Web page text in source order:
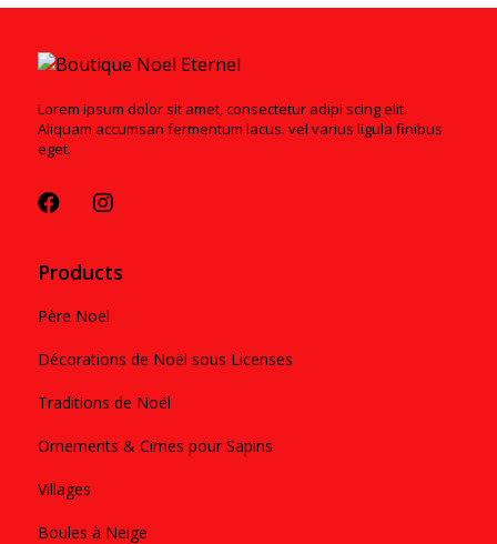
Lorem ipsum dolor sit amet, consectetur adipi scing elit.
Aliquam accumsan fermentum lacus. vel varius ligula finibus
eget.
Products
Père Noël
Décorations de Noël sous Licenses
Traditions de Noël
Ornements & Cimes pour Sapins
Villages
Boules à Neige